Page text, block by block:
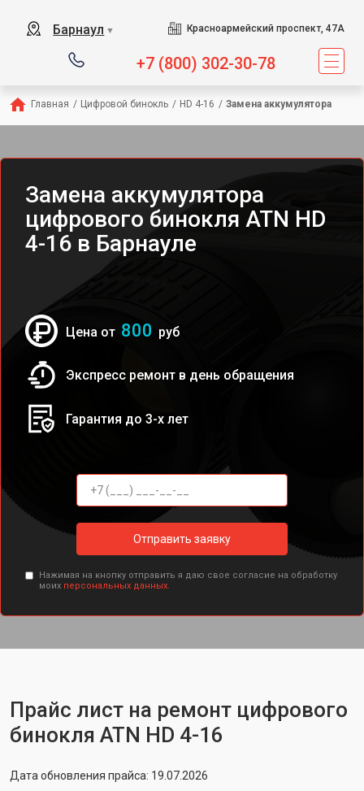
Барнаул ▼ Красноармейский проспект, 47А
+7 (800) 302-30-78
Главная / Цифровой бинокль / HD 4-16 / Замена аккумулятора
Замена аккумулятора
цифрового бинокля ATN HD
4-16 в Барнауле
Цена от 800 руб
Экспресс ремонт в день обращения
Гарантия до 3-х лет
Отправить заявку
Нажимая на кнопку отправить я даю свое согласие на обработку
моих персональных данных.
Прайс лист на ремонт цифрового
бинокля ATN HD 4-16
Дата обновления прайса: 19.07.2026